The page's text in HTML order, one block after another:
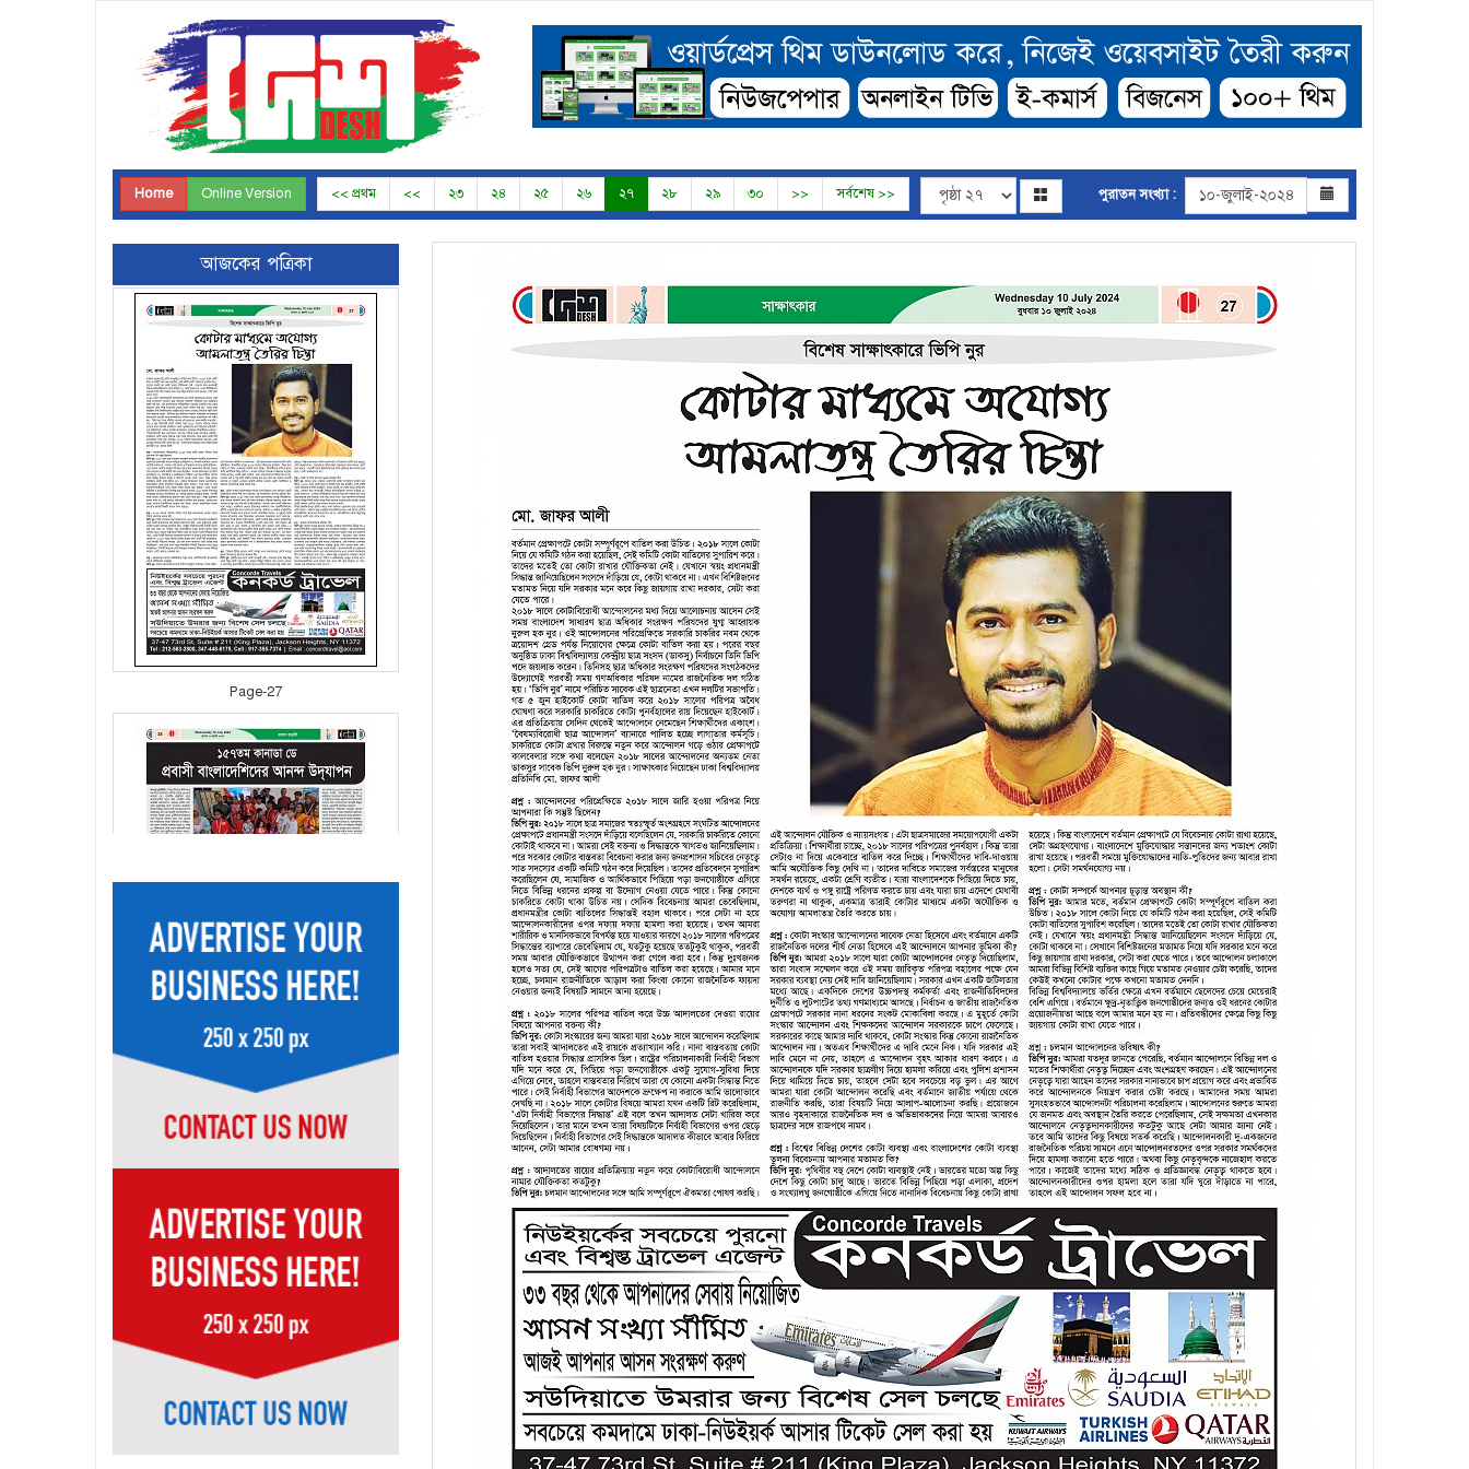
Home Online Version << প্রথম << ২৩ ২৪ ২৫ ২৬ ২৭ ২৮ ২৯ ৩০ >> সর্বশেষ >> পুরাতন সংখ্যা :
আজকের পত্রিকা
Page-26
Page-27
Page-28